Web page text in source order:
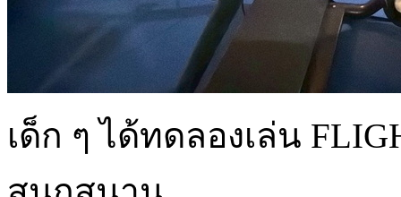
เด็ก ๆ ได้ทดลองเล่น